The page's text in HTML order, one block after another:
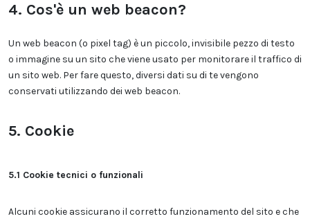
4. Cos'è un web beacon?
Un web beacon (o pixel tag) è un piccolo, invisibile pezzo di testo
o immagine su un sito che viene usato per monitorare il traffico di
un sito web. Per fare questo, diversi dati su di te vengono
conservati utilizzando dei web beacon.
5. Cookie
5.1 Cookie tecnici o funzionali
Alcuni cookie assicurano il corretto funzionamento del sito e che